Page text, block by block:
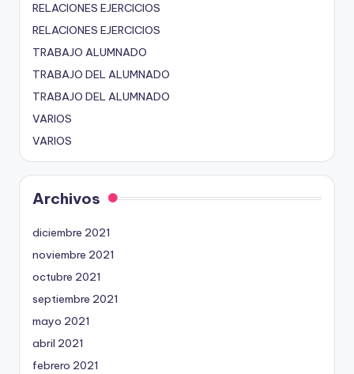
RELACIONES EJERCICIOS
RELACIONES EJERCICIOS
TRABAJO ALUMNADO
TRABAJO DEL ALUMNADO
TRABAJO DEL ALUMNADO
VARIOS
VARIOS
Archivos
diciembre 2021
noviembre 2021
octubre 2021
septiembre 2021
mayo 2021
abril 2021
febrero 2021